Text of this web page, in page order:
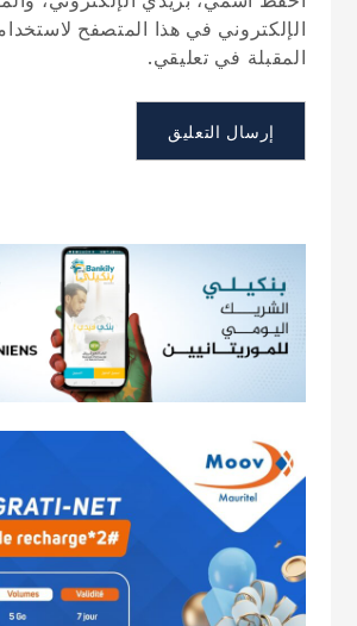
الإلكتروني في هذا المتصفح
المقبلة في تعليقي.